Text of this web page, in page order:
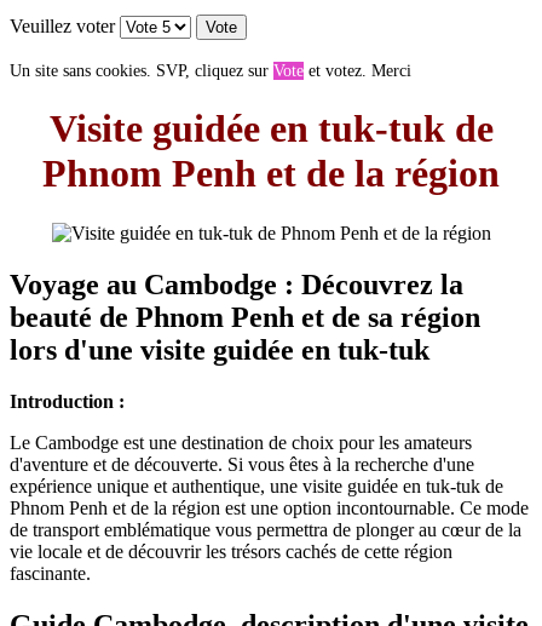
Veuillez voter
Un site sans cookies. SVP, cliquez sur Vote et votez. Merci
Visite guidée en tuk-tuk de
Phnom Penh et de la région
Voyage au Cambodge : Découvrez la
beauté de Phnom Penh et de sa région
lors d'une visite guidée en tuk-tuk
Introduction :
Le Cambodge est une destination de choix pour les amateurs
d'aventure et de découverte. Si vous êtes à la recherche d'une
expérience unique et authentique, une visite guidée en tuk-tuk de
Phnom Penh et de la région est une option incontournable. Ce mode
de transport emblématique vous permettra de plonger au cœur de la
vie locale et de découvrir les trésors cachés de cette région
fascinante.